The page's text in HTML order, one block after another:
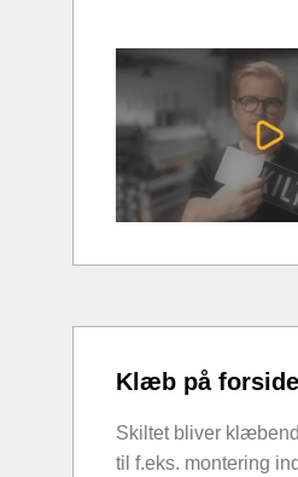
Klæb på forside
Skiltet bliver
til f.eks. montering